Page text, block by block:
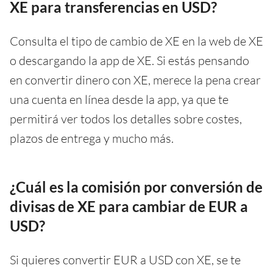
XE para transferencias en USD?
Consulta el tipo de cambio de XE en la web de XE
o descargando la app de XE. Si estás pensando
en convertir dinero con XE, merece la pena crear
una cuenta en línea desde la app, ya que te
permitirá ver todos los detalles sobre costes,
plazos de entrega y mucho más.
¿Cuál es la comisión por conversión de
divisas de XE para cambiar de EUR a
USD?
Si quieres convertir EUR a USD con XE, se te